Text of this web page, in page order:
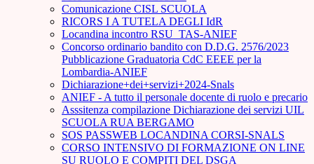
Comunicazione CISL SCUOLA
RICORS I A TUTELA DEGLI IdR
Locandina incontro RSU_TAS-ANIEF
Concorso ordinario bandito con D.D.G. 2576/2023
Pubblicazione Graduatoria CdC EEEE per la
Lombardia-ANIEF
Dichiarazione+dei+servizi+2024-Snals
ANIEF - A tutto il personale docente di ruolo e precario
Asssitenza compilazione Dichiarazione dei servizi UIL
SCUOLA RUA BERGAMO
SOS PASSWEB LOCANDINA CORSI-SNALS
CORSO INTENSIVO DI FORMAZIONE ON LINE
SU RUOLO E COMPITI DEL DSGA